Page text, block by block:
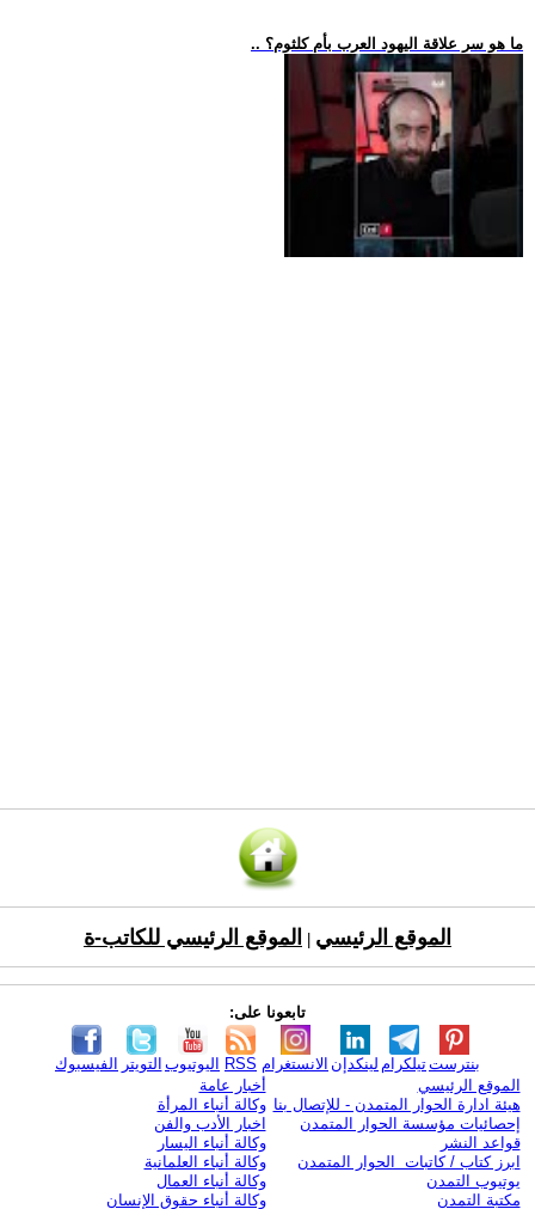
.. ما هو سر علاقة اليهود العرب بأم كلثوم؟
الموقع الرئيسي الموقع الرئيسي للكاتب-ة
تابعونا على:
الفيسبوك التويتر اليوتيوب RSS الانستغرام لينكدإن تيلكرامبنترست
الموقع الرئيسي
هيئة ادارة الحوار المتمدن - للإتصال بنا
إحصائيات مؤسسة الحوار المتمدن
قواعد النشر
ابرز كتاب / كاتبات الحوار المتمدن
يوتيوب التمدن
مكتبة التمدن
أخبار عامة
وكالة أنباء المرأة
اخبار الأدب والفن
وكالة أنباء اليسار
وكالة أنباء العلمانية
وكالة أنباء العمال
وكالة أنباء حقوق الإنسان